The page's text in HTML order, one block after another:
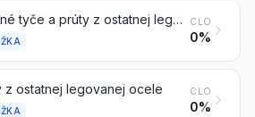
Ostatné tyče a prúty z ostatnej legovanej ocele; uholníky, tvarovky a profily z ostatnej legovanej ocele; duté vrtné tyče a prúty, z legovanej alebo nelegovanej ocele CLO
0%
z ostatnej legovanej ocele CLO
0%